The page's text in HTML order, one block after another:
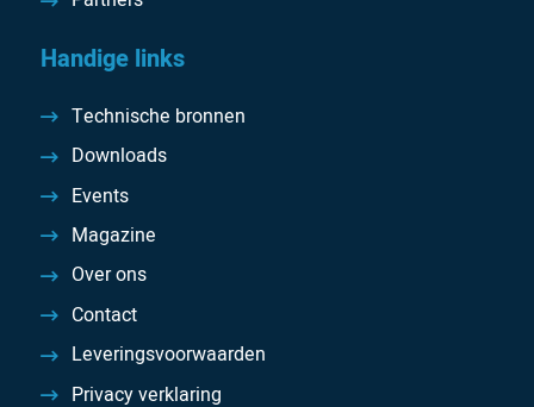
Handige links
Technische bronnen
Downloads
Events
Magazine
Over ons
Contact
Leveringsvoorwaarden
Privacy verklaring